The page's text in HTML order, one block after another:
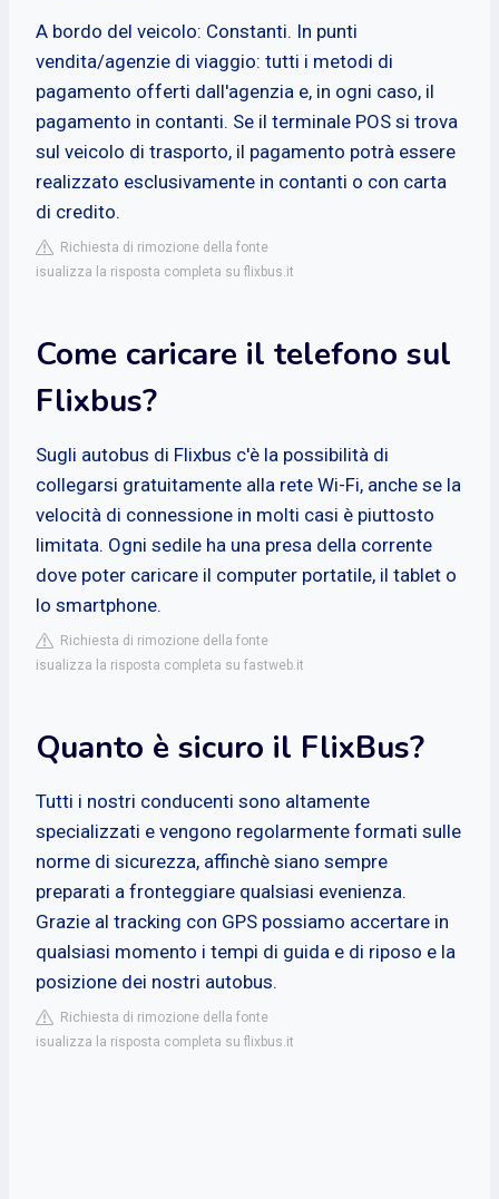
A bordo del veicolo: Constanti. In punti
vendita/agenzie di viaggio: tutti i metodi di
pagamento offerti dall'agenzia e, in ogni caso, il
pagamento in contanti. Se il terminale POS si trova
sul veicolo di trasporto, il pagamento potrà essere
realizzato esclusivamente in contanti o con carta
di credito.
Richiesta di rimozione della fonte
isualizza la risposta completa su flixbus.it
Come caricare il telefono sul
Flixbus?
Sugli autobus di Flixbus c'è la possibilità di
collegarsi gratuitamente alla rete Wi-Fi, anche se la
velocità di connessione in molti casi è piuttosto
limitata. Ogni sedile ha una presa della corrente
dove poter caricare il computer portatile, il tablet o
lo smartphone.
Richiesta di rimozione della fonte
isualizza la risposta completa su fastweb.it
Quanto è sicuro il FlixBus?
Tutti i nostri conducenti sono altamente
specializzati e vengono regolarmente formati sulle
norme di sicurezza, affinchè siano sempre
preparati a fronteggiare qualsiasi evenienza.
Grazie al tracking con GPS possiamo accertare in
qualsiasi momento i tempi di guida e di riposo e la
posizione dei nostri autobus.
Richiesta di rimozione della fonte
isualizza la risposta completa su flixbus.it